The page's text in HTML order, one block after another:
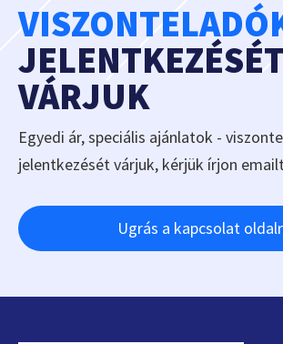
JELENTKEZÉSÉT
VÁRJUK
Egyedi ár, speciális ajánlatok -
jelentkezését várjuk, kérjük írjon
Ugrás a kapcsolat